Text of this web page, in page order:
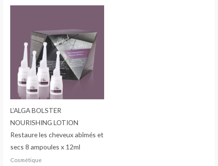
L’ALGA BOLSTER
NOURISHING LOTION
Restaure les cheveux abîmés et
secs 8 ampoules x 12ml
Cosmétique